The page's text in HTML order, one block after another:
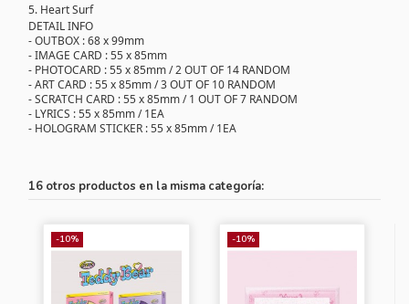
5. Heart Surf
DETAIL INFO
- OUTBOX : 68 x 99mm
- IMAGE CARD : 55 x 85mm
- PHOTOCARD : 55 x 85mm / 2 OUT OF 14 RANDOM
- ART CARD : 55 x 85mm / 3 OUT OF 10 RANDOM
- SCRATCH CARD : 55 x 85mm / 1 OUT OF 7 RANDOM
- LYRICS : 55 x 85mm / 1EA
- HOLOGRAM STICKER : 55 x 85mm / 1EA
16 otros productos en la misma categoría:
-10% -10%